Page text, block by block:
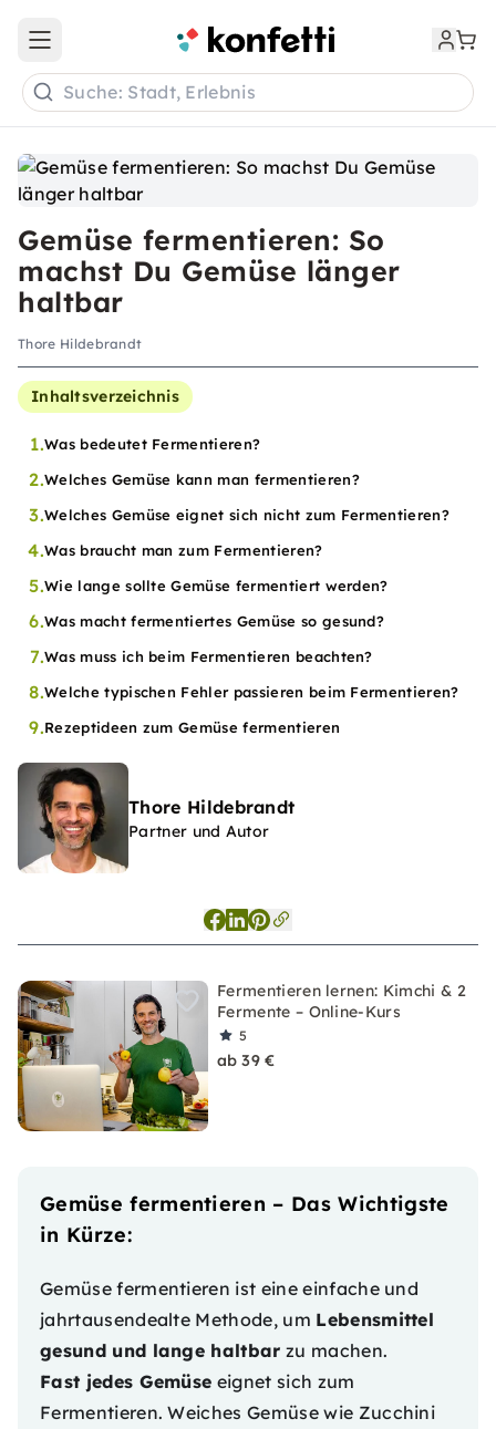
Gemüse fermentieren: So
machst Du Gemüse länger
haltbar
Thore Hildebrandt
Inhaltsverzeichnis
1.Was bedeutet Fermentieren?
2.Welches Gemüse kann man fermentieren?
3.Welches Gemüse eignet sich nicht zum Fermentieren?
4.Was braucht man zum Fermentieren?
5.Wie lange sollte Gemüse fermentiert werden?
6.Was macht fermentiertes Gemüse so gesund?
7.Was muss ich beim Fermentieren beachten?
8.Welche typischen Fehler passieren beim Fermentieren?
9.Rezeptideen zum Gemüse fermentieren
Thore Hildebrandt
Partner und Autor
Fermentieren lernen: Kimchi & 2
Fermente – Online-Kurs
5
ab 39 €
Gemüse fermentieren – Das Wichtigste
in Kürze:
Gemüse fermentieren ist eine einfache und
jahrtausendealte Methode, um Lebensmittel
gesund und lange haltbar zu machen.
Fast jedes Gemüse eignet sich zum
Fermentieren. Weiches Gemüse wie Zucchini
Open main menu
Suche: Stadt, Erlebnis